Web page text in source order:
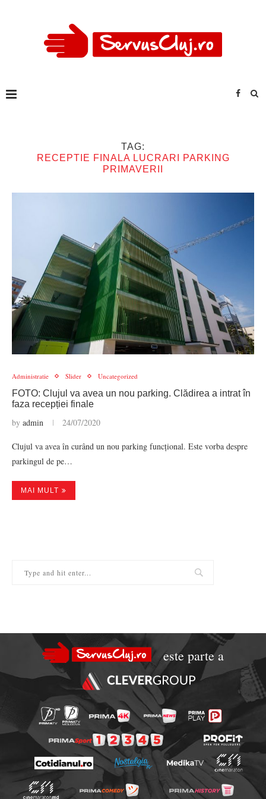
TAG:
RECEPTIE FINALA LUCRARI PARKING
PRIMAVERII
Administratie Slider Uncategorized
FOTO: Clujul va avea un nou parking. Clădirea a intrat în
faza recepției finale
by admin 24/07/2020
Clujul va avea în curând un nou parking funcțional. Este vorba despre
parkingul de pe…
MAI MULT
este parte a